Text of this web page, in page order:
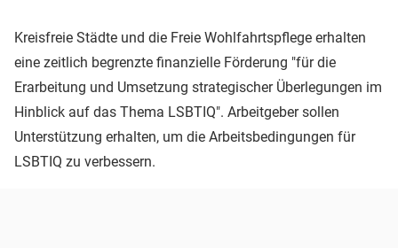
Kreisfreie Städte und die Freie Wohlfahrtspflege erhalten
eine zeitlich begrenzte finanzielle Förderung "für die
Erarbeitung und Umsetzung strategischer Überlegungen im
Hinblick auf das Thema LSBTIQ". Arbeitgeber sollen
Unterstützung erhalten, um die Arbeitsbedingungen für
LSBTIQ zu verbessern.